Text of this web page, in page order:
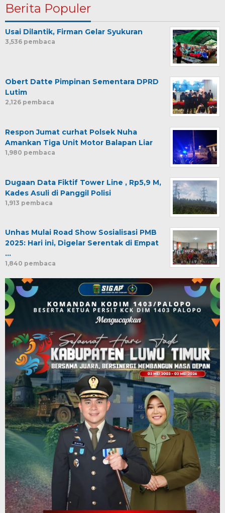
Berita Populer
Usai Dilantik, Firman Gelar Syukuran
3,536 pembaca
Obert Datte Pimpinan Sementara DPRD
Lutim
2,126 pembaca
Respon Jumat curhat Polsek Nuha
Amankan Tiga Unit Motor Balapan Liar
1,980 pembaca
Dugaan Data Fiktif Tower Line , Rp5,9 M,
Kades Asuli di Panggil Polisi
1,913 pembaca
Unhas Mulai Road Show Sosialisasi PMB
2025: Hari ini, Digelar Serentak di Empat
…
1,840 pembaca